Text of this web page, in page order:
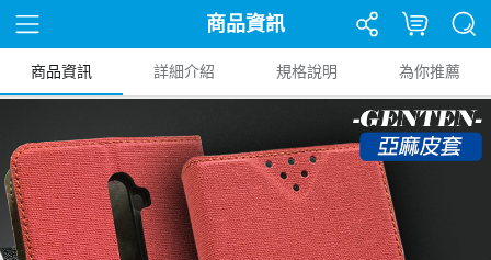
商品資訊
商品資訊 詳細介紹 規格說明 為你推薦